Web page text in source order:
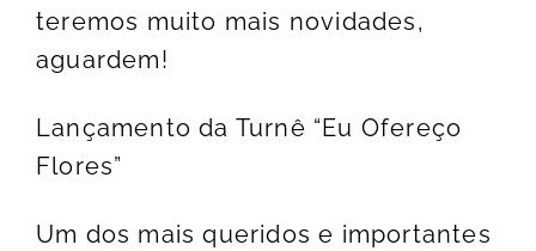
teremos muito mais novidades,
aguardem!
Lançamento da Turnê “Eu Ofereço
Flores”
Um dos mais queridos e importantes